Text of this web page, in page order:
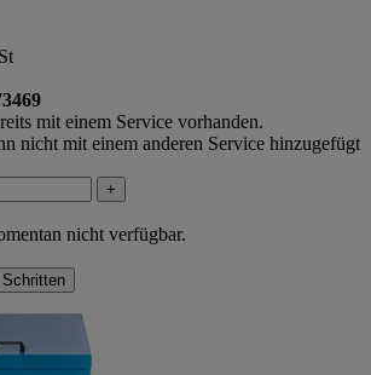
mit einem Service vorhanden.
nicht mit einem anderen Service hinzugefügt
+
nicht verfügbar.